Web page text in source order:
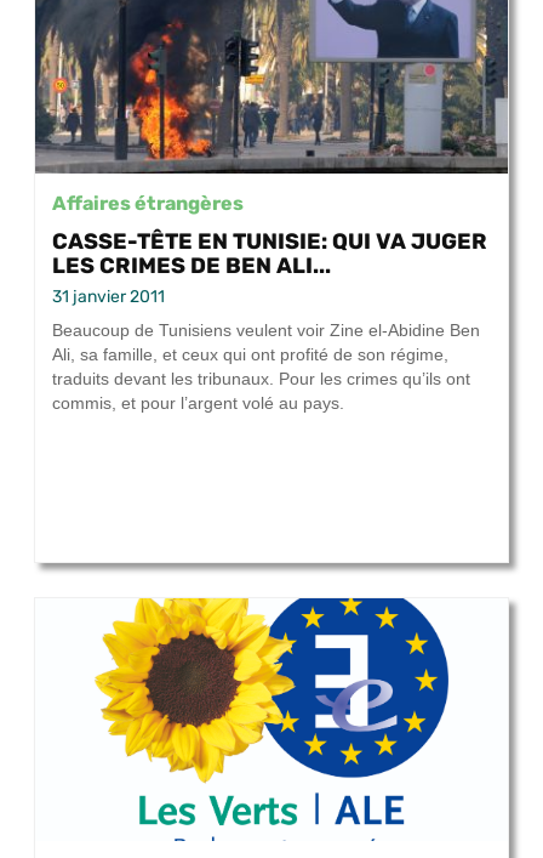
Affaires étrangères
CASSE-TÊTE EN TUNISIE: QUI VA JUGER
LES CRIMES DE BEN ALI...
31 janvier 2011
Beaucoup de Tunisiens veulent voir Zine el-Abidine Ben
Ali, sa famille, et ceux qui ont profité de son régime,
traduits devant les tribunaux. Pour les crimes qu’ils ont
commis, et pour l’argent volé au pays.